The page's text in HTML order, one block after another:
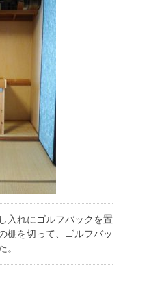
入れにゴルフバックを置
棚を切って、ゴルフバッ
。